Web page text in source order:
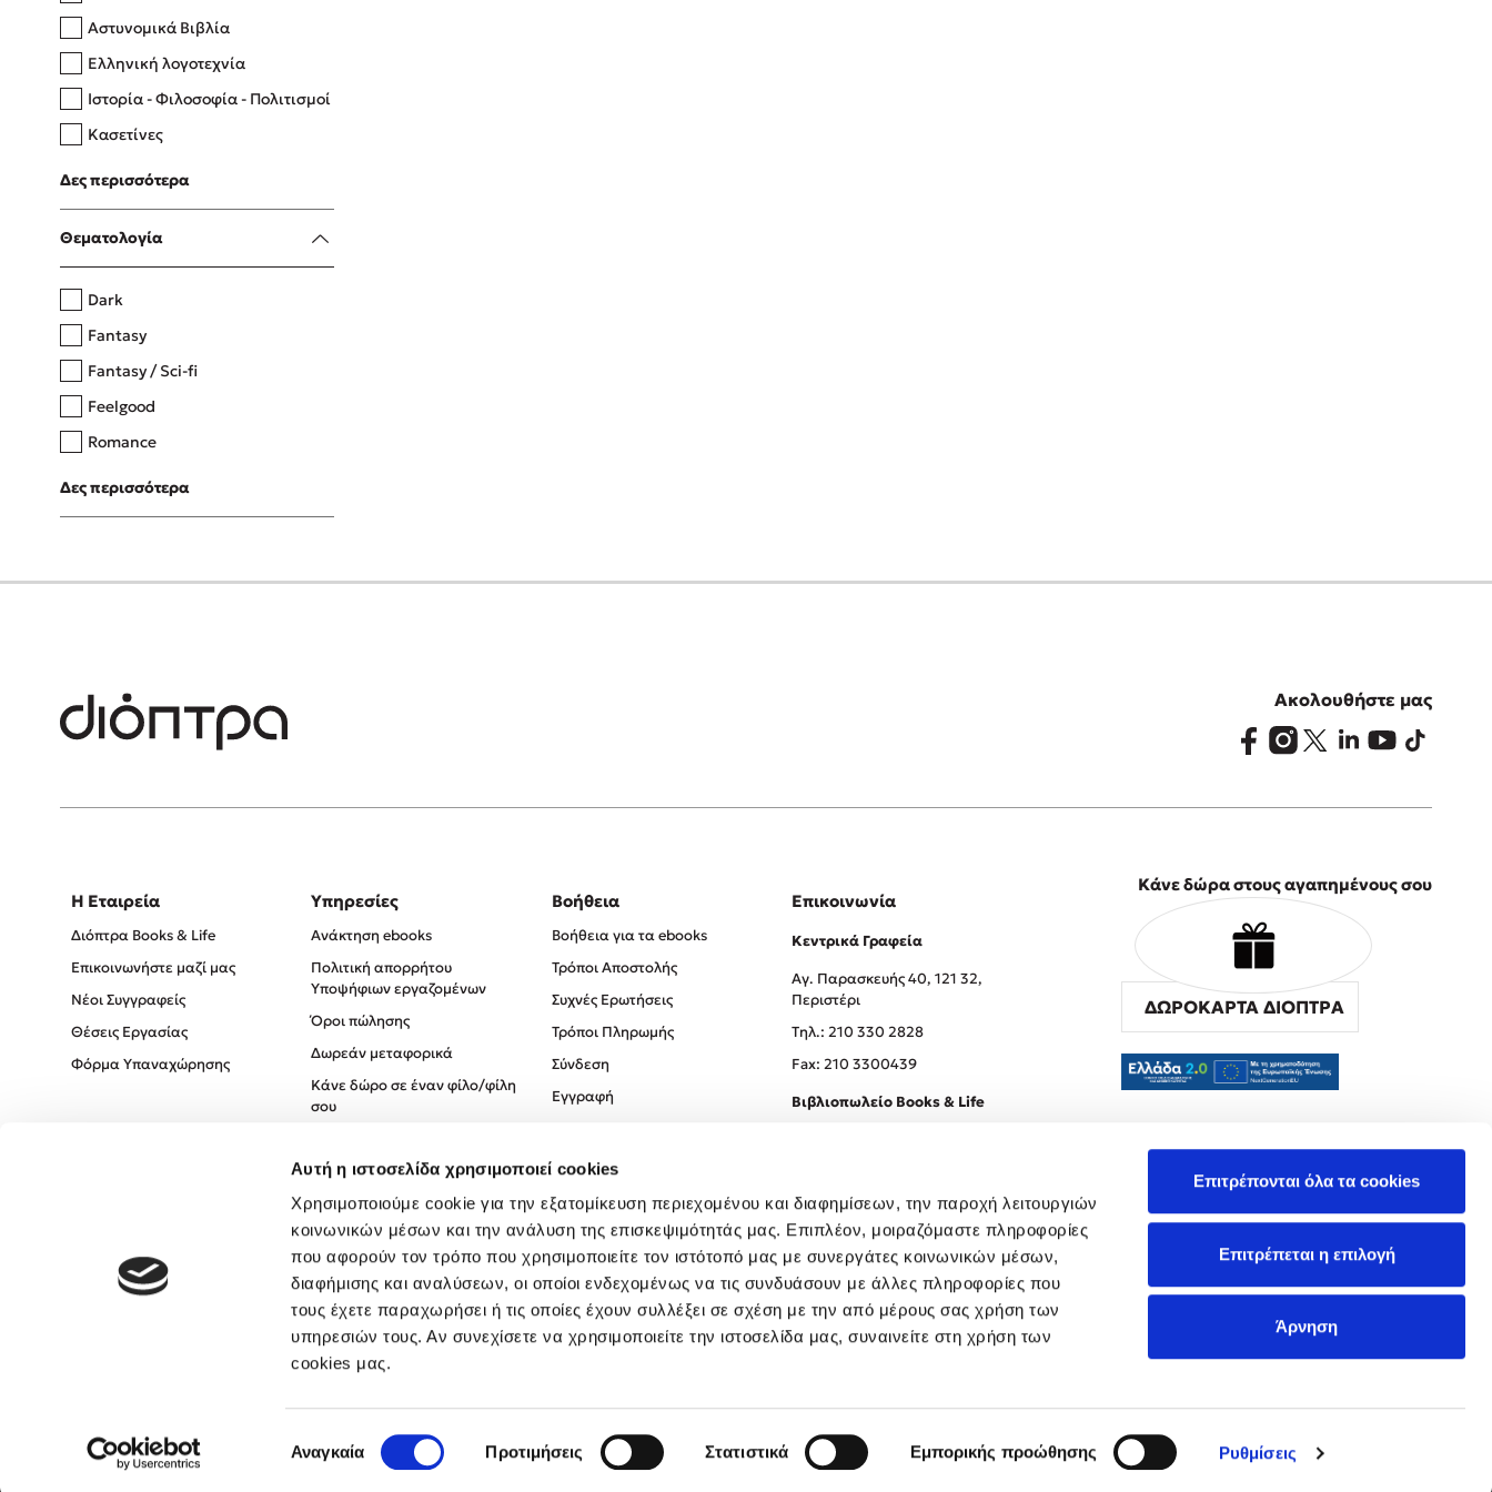
Αυτή η ιστοσελίδα χρησιμοποιεί cookies
Χρησιμοποιούμε cookie για την εξατομίκευση περιεχομένου και διαφημίσεων, την παροχή λειτουργιών
κοινωνικών μέσων και την ανάλυση της επισκεψιμότητάς μας. Επιπλέον, μοιραζόμαστε πληροφορίες
που αφορούν τον τρόπο που χρησιμοποιείτε τον ιστότοπό μας με συνεργάτες κοινωνικών μέσων,
διαφήμισης και αναλύσεων, οι οποίοι ενδεχομένως να τις συνδυάσουν με άλλες πληροφορίες που
τους έχετε παραχωρήσει ή τις οποίες έχουν συλλέξει σε σχέση με την από μέρους σας χρήση των
υπηρεσιών τους. Αν συνεχίσετε να χρησιμοποιείτε την ιστοσελίδα μας, συναινείτε στη χρήση των
cookies μας.
συγκατάθεσης
Αναγκαία Προτιμήσεις Στατιστικά Εμπορικής προώθησης Ρυθμίσεις
Επιτρέπονται όλα τα cookies
Επιτρέπεται η επιλογή
Άρνηση
Δανάη Δεληγεώργη
Πάνω, κάτω, μπροστά, πίσω
Η μέθοδος Αφήστε τους
Αστυνομικά Βιβλία
Ελληνική λογοτεχνία
Ιστορία - Φιλοσοφία - Πολιτισμοί
Κασετίνες
Λευκώματα - Έγχρωμοι οδηγοί
Μαγειρική
Δες περισσότερα
Θεματολογία
Dark
Fantasy
Fantasy / Sci-fi
Feelgood
Romance
Upmarket
Young Adult
Δες περισσότερα
Ακολουθήστε μας
Η Εταιρεία
Διόπτρα Books & Life
Επικοινωνήστε μαζί μας
Νέοι Συγγραφείς
Θέσεις Εργασίας
Φόρμα Υπαναχώρησης
Υπηρεσίες
Ανάκτηση ebooks
Πολιτική απορρήτου
Υποψήφιων εργαζομένων
Όροι πώλησης
Δωρεάν μεταφορικά
Κάνε δώρο σε έναν φίλο/φίλη
σου
Πολιτική Απορρήτου
Όροι χρήσης
Βοήθεια
Βοήθεια για τα ebooks
Τρόποι Αποστολής
Συχνές Ερωτήσεις
Τρόποι Πληρωμής
Σύνδεση
Εγγραφή
Επικοινωνία
Κεντρικά Γραφεία
Αγ. Παρασκευής 40, 121 32,
Περιστέρι
Tηλ.: 210 330 2828
Fax: 210 3300439
Βιβλιοπωλείο Books & Life
Κάνε δώρα στους αγαπημένους σου
ΔΩΡΟΚΑΡΤΑ ΔΙΟΠΤΡΑ
Created by Powered by